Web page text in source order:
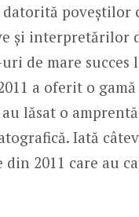
poveștilor
și interpretărilor
de mare succes
a oferit o
lăsat o
Iată
din 2011 care au